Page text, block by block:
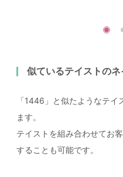
似ているテイストの
「1446」と似たようなテ
ます。
テイストを組み合わせてお
することも可能です。